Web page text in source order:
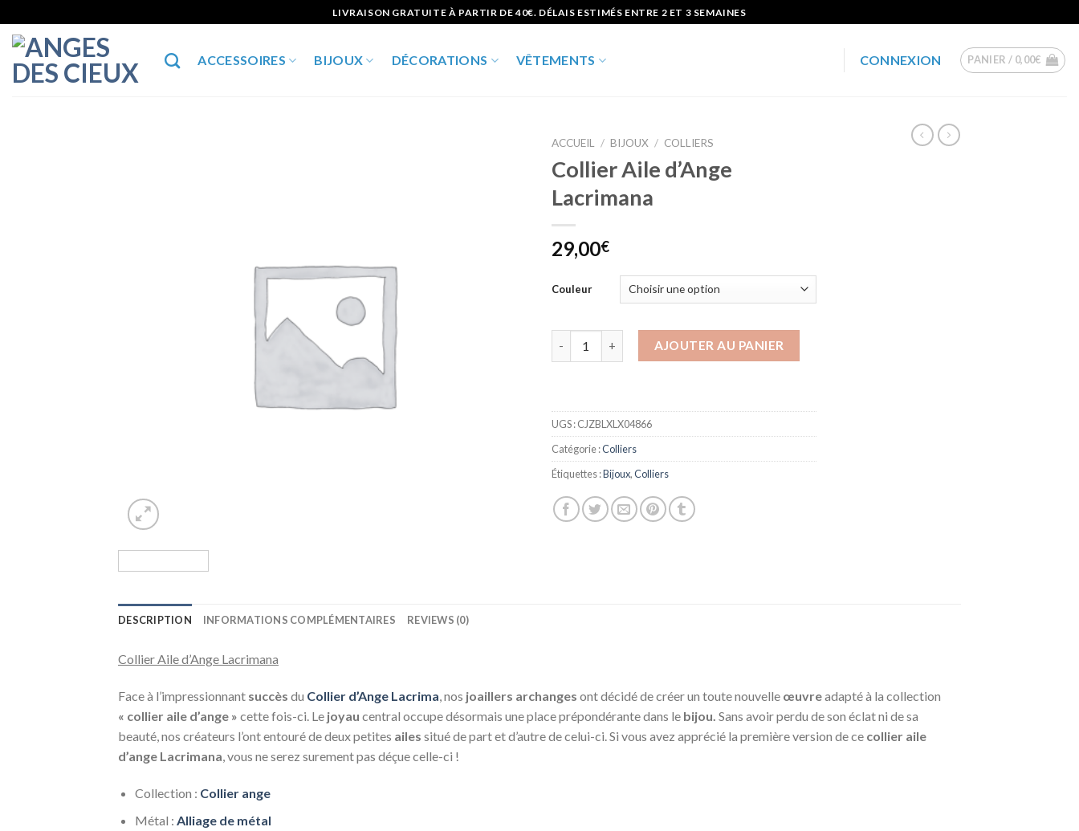
to
content
LIVRAISON GRATUITE À PARTIR DE 40€. DÉLAIS ESTIMÉS ENTRE 2 ET 3 SEMAINES
ACCESSOIRES BIJOUX DÉCORATIONS VÊTEMENTS CONNEXION PANIER / 0,00€
ACCUEIL / BIJOUX / COLLIERS
Collier Aile d’Ange
Lacrimana
29,00€
Couleur
quantité de Collier Aile d'Ange Lacrimana
AJOUTER AU PANIER
UGS :CJZBLXLX04866
Catégorie :Colliers
Étiquettes :Bijoux,Colliers
DESCRIPTION INFORMATIONS COMPLÉMENTAIRES REVIEWS (0)
Collier Aile d’Ange Lacrimana
Face à l’impressionnant succès du Collier d’Ange Lacrima , nos joaillers archanges ont décidé de créer un toute nouvelle œuvreadapté à la collection
« collier aile d’ange » cette fois-ci. Le joyau central occupe désormais une place prépondérante dans le bijou. Sans avoir perdu de son éclat ni de sa
beauté, nos créateurs l’ont entouré de deux petites ailes situé de part et d’autre de celui-ci. Si vous avez apprécié la première version de ce collier aile
d’ange Lacrimana , vous ne serez surement pas déçue celle-ci !
Collection : Collier ange
Métal : Alliage de métal